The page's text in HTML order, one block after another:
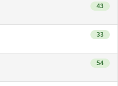
43
33
54